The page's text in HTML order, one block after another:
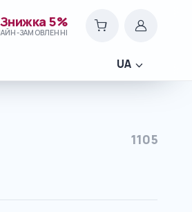
Знижка 5%
ЗАМОВЛЕННІ
UA
1105